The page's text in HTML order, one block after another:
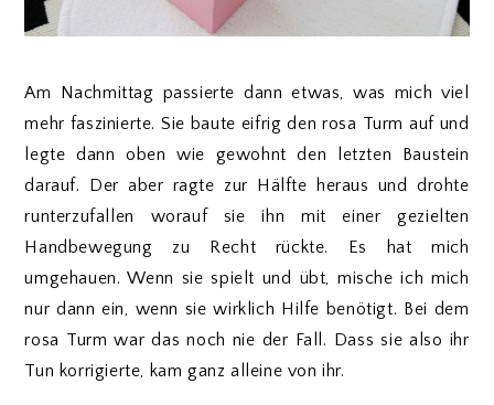
Am Nachmittag passierte dann etwas, was mich viel
mehr faszinierte. Sie baute eifrig den rosa Turm auf und
legte dann oben wie gewohnt den letzten Baustein
darauf. Der aber ragte zur Hälfte heraus und drohte
runterzufallen worauf sie ihn mit einer gezielten
Handbewegung zu Recht rückte. Es hat mich
umgehauen. Wenn sie spielt und übt, mische ich mich
nur dann ein, wenn sie wirklich Hilfe benötigt. Bei dem
rosa Turm war das noch nie der Fall. Dass sie also ihr
Tun korrigierte, kam ganz alleine von ihr.